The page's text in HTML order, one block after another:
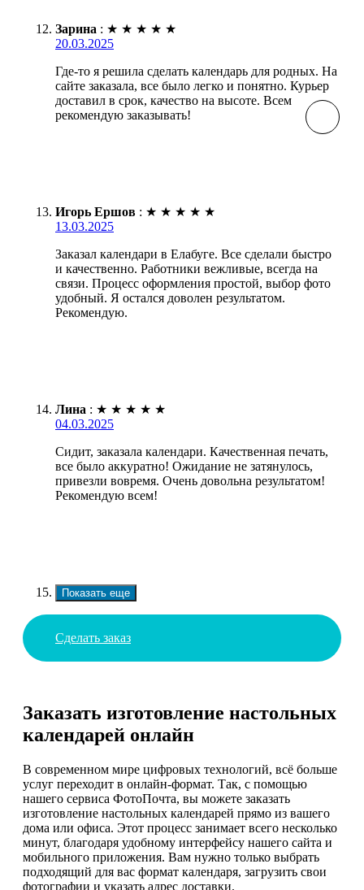
Зарина : ★ ★ ★ ★ ★
20.03.2025
Где-то я решила сделать календарь для родных. На
сайте заказала, все было легко и понятно. Курьер
доставил в срок, качество на высоте. Всем
рекомендую заказывать!
Игорь Ершов : ★ ★ ★ ★ ★
13.03.2025
Заказал календари в Елабуге. Все сделали быстро
и качественно. Работники вежливые, всегда на
связи. Процесс оформления простой, выбор фото
удобный. Я остался доволен результатом.
Рекомендую.
Лина : ★ ★ ★ ★ ★
04.03.2025
Сидит, заказала календари. Качественная печать,
все было аккуратно! Ожидание не затянулось,
привезли вовремя. Очень довольна результатом!
Рекомендую всем!
Показать еще
Сделать заказ
Заказать изготовление настольных
календарей онлайн
В современном мире цифровых технологий, всё больше
услуг переходит в онлайн-формат. Так, с помощью
нашего сервиса ФотоПочта, вы можете заказать
изготовление настольных календарей прямо из вашего
дома или офиса. Этот процесс занимает всего несколько
минут, благодаря удобному интерфейсу нашего сайта и
мобильного приложения. Вам нужно только выбрать
подходящий для вас формат календаря, загрузить свои
фотографии и указать адрес доставки.